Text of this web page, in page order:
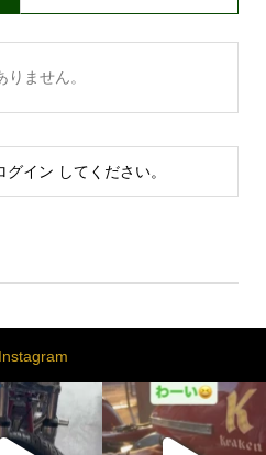
ません。
グイン してください。
Instagram